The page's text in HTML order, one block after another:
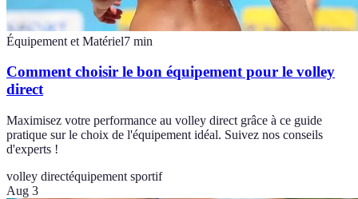
Équipement et Matériel7 min
Comment choisir le bon équipement pour le volley
direct
Maximisez votre performance au volley direct grâce à ce guide
pratique sur le choix de l'équipement idéal. Suivez nos conseils
d'experts !
volley directéquipement sportif
Aug 3